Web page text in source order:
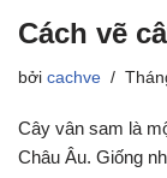
Cách vẽ
bởi cachve
Cây vân sam là
Châu Âu. Giống